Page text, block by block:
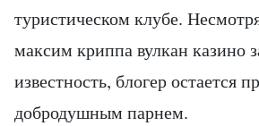
туристическом клубе.
максим криппа вулкан казино
известность, блогер остается
добродушным парнем.